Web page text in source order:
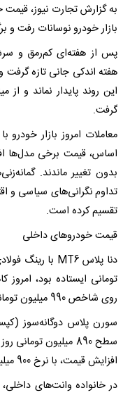
بازار خودرو نوسانات رفت و
پس از هفته‌ای کم‌رمق و
هفته اندکی جانی تازه گرفت
این روند پایدار نماند و
گرفت.
معاملات امروز بازار
اساس، قیمت برخی مدل‌ها
بدون تغییر ماندند.
تداوم نگرانی‌های سیاسی و
تقسیم کرده است.
قیمت خودروهای داخلی
روی شاخص 990 میلیون تومانی ایستاد.
سورن پلاس دوگانه‌سوز
افزایش قیمت، با نرخ 900 میلیون تومان در نمایشگاه‌ها عرضه شد.